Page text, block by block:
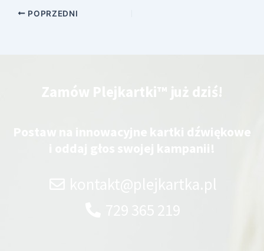
POPRZEDNI
Zamów Plejkartki™ już dziś!
Postaw na innowacyjne kartki dźwiękowe
i oddaj głos swojej kampanii!